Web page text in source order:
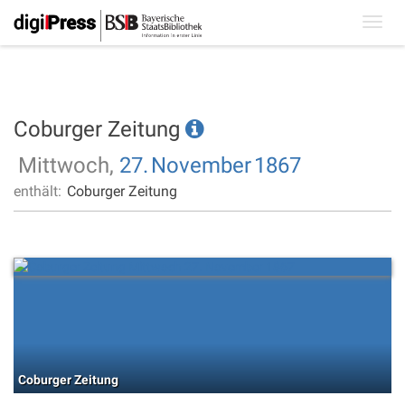
Coburger Zeitung
Mittwoch, 27. November1867
enthält: Coburger Zeitung
Coburger Zeitung